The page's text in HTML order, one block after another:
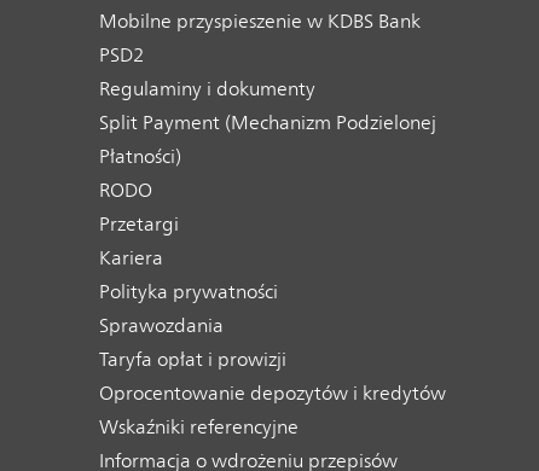
Mobilne przyspieszenie w KDBS Bank
PSD2
Regulaminy i dokumenty
Split Payment (Mechanizm Podzielonej
Płatności)
RODO
Przetargi
Kariera
Polityka prywatności
Sprawozdania
Taryfa opłat i prowizji
Oprocentowanie depozytów i kredytów
Wskaźniki referencyjne
Informacja o wdrożeniu przepisów